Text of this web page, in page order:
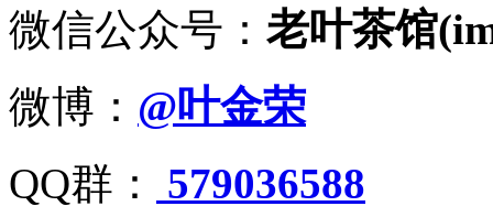
微信公众号： 老叶茶馆
微博： @叶金荣
QQ群：
579036588